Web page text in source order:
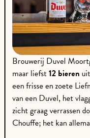
Brouwerij Duvel
maar liefst12 bieren
een frisse en zoete
van een Duvel, het
zicht graag verrassen
Chouffe; het kan